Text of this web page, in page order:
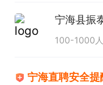
▶任职要求：
优先。
宁海县振
100-1000人
宁海直聘安全提